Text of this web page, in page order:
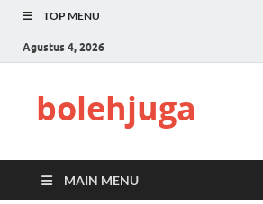
TOP MENU
Agustus 4, 2026
bolehjuga
MAIN MENU